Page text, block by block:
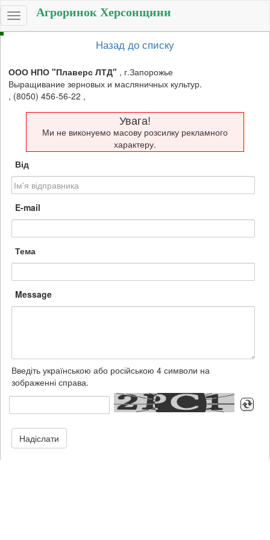
Toggle
navigation
Агроринок Херсонщини
Назад до списку
ООО НПО "Плаверс ЛТД" , г.Запорожье
Выращивание зерновых и масляничных культур.
, (8050) 456-56-22 ,
Увага!
Ми не виконуемо масову розсилку рекламного
характеру.
Від
E-mail
Тема
Message
Введіть українською або російською 4 символи на
зображенні справа.
Надіслати